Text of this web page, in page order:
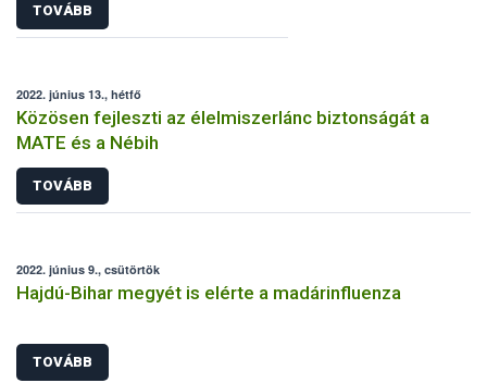
TOVÁBB
2022. június 13., hétfő
Közösen fejleszti az élelmiszerlánc biztonságát a
MATE és a Nébih
TOVÁBB
2022. június 9., csütörtök
Hajdú-Bihar megyét is elérte a madárinfluenza
TOVÁBB